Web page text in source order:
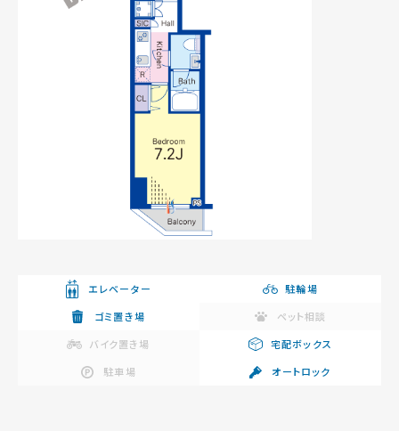
エレベーター
駐輪場
ゴミ置き場
ペット相談
バイク置き場
宅配ボックス
駐車場
オートロック